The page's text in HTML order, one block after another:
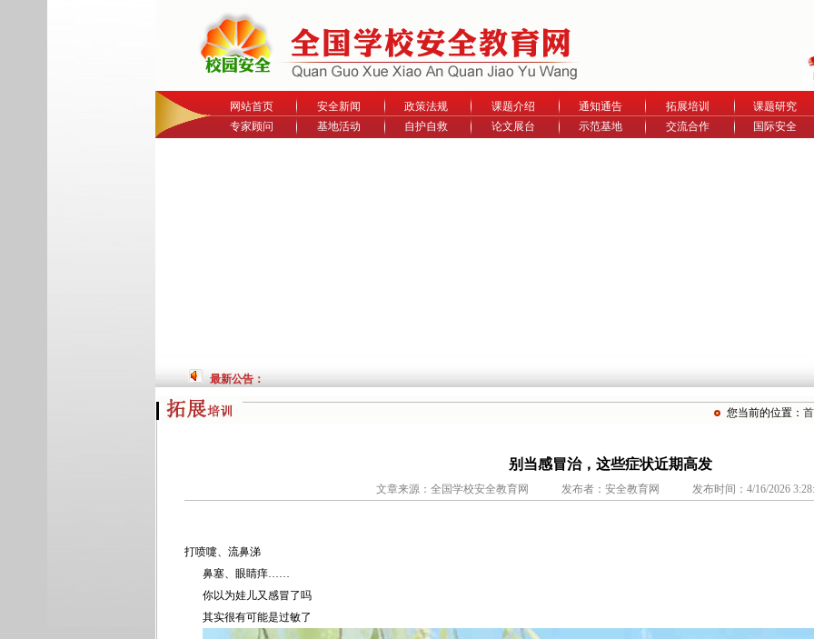
网站首页 安全新闻 政策法规 课题介绍 通知通告 拓展培训
课题研究
专家顾问
基地活动 自护自救 论文展台 示范基地 交流合作 国际安全
最新公告：
您当前的位置：
别当感冒治，这些症状近期高发
文章来源：全国学校安全教育网 发布者：安全教育网 发布时间：4/16/2026
打喷嚏、流鼻涕
鼻塞、眼睛痒……
你以为娃儿又感冒了吗
其实很有可能是过敏了